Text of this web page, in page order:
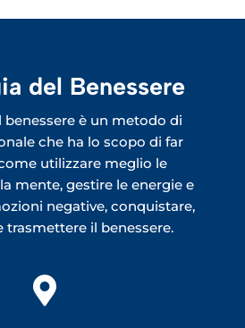
del Benessere
benessere è un metodo di
che ha lo scopo di far
utilizzare meglio le
mente, gestire le energie e
negative, conquistare,
trasmettere il benessere.
